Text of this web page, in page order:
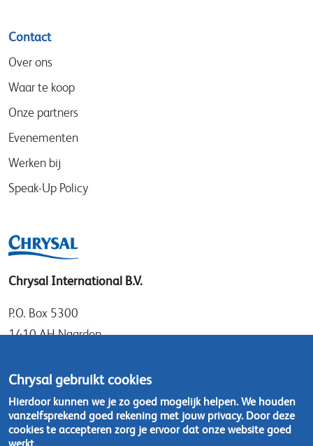
Contact
Over ons
Waar te koop
Onze partners
Evenementen
Werken bij
Speak-Up Policy
Chrysal International B.V.
P.O. Box 5300
1410 AH Naarden
1411 DD Naarden
Nederland
Tel: +31 (0)35 - 695 58 88
Chrysal gebruikt cookies
Hierdoor kunnen we je zo goed mogelijk helpen. We houden
vanzelfsprekend goed rekening met jouw privacy. Door deze
cookies te accepteren zorg je ervoor dat onze website goed